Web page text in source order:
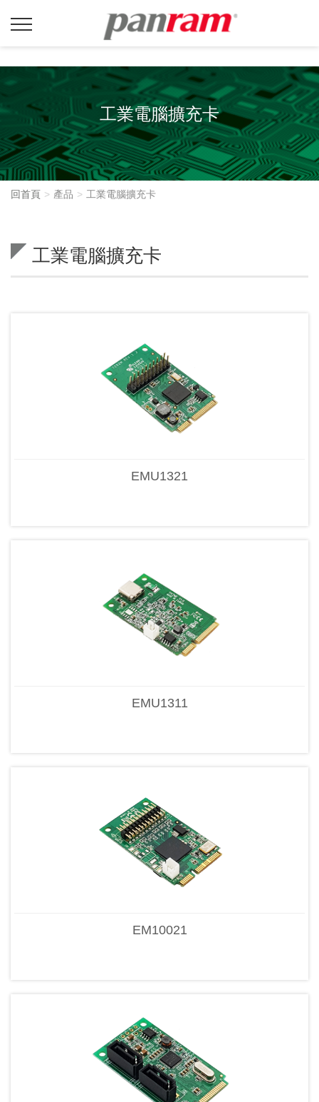
工業電腦擴充卡
回首頁 產品 工業電腦擴充卡
工業電腦擴充卡
EMU1321
EMU1311
EM10021